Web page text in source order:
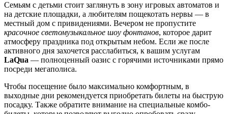
Семьям с детьми стоит заглянуть в зону игровых автоматов и
на детские площадки, а любителям пощекотать нервы — в
местный дом с привидениями. Вечером не пропустите
красочное светомузыкальное шоу фонтанов, которое дарит
атмосферу праздника под открытым небом. Если же после
активного дня захочется расслабиться, к вашим услугам
LaQua — полноценный оазис с горячими источниками прямо
посреди мегаполиса.
Чтобы посещение было максимально комфортным, в
выходные дни рекомендуется приобретать билеты на быструю
посадку. Также обратите внимание на специальные комбо-